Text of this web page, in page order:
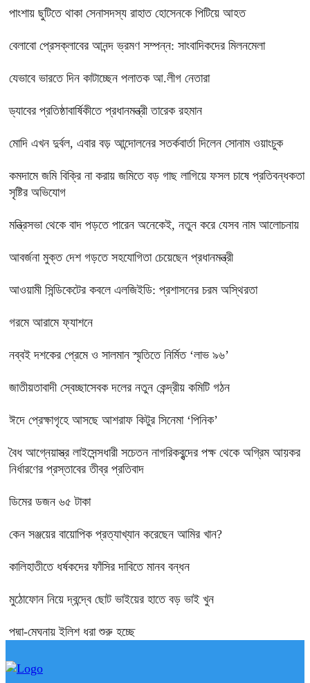
পাংশায় ছুটিতে থাকা সেনাসদস্য রাহাত হোসেনকে পিটিয়ে আহত
বেলাবো প্রেসক্লাবের আনন্দ ভ্রমণ সম্পন্ন: সাংবাদিকদের মিলনমেলা
যেভাবে ভারতে দিন কাটাচ্ছেন পলাতক আ.লীগ নেতারা
ড্যাবের প্রতিষ্ঠাবার্ষিকীতে প্রধানমন্ত্রী তারেক রহমান
মোদি এখন দুর্বল, এবার বড় আন্দোলনের সতর্কবার্তা দিলেন সোনাম ওয়াংচুক
কমদামে জমি বিক্রি না করায় জমিতে বড় গাছ লাগিয়ে ফসল চাষে প্রতিবন্ধকতা
সৃষ্টির অভিযোগ
মন্ত্রিসভা থেকে বাদ পড়তে পারেন অনেকেই, নতুন করে যেসব নাম আলোচনায়
আবর্জনা মুক্ত দেশ গড়তে সহযোগিতা চেয়েছেন প্রধানমন্ত্রী
‎আওয়ামী সিন্ডিকেটের কবলে এলজিইডি: প্রশাসনের চরম অস্থিরতা
গরমে আরামে ফ্যাশনে
নব্বই দশকের প্রেমে ও সালমান স্মৃতিতে নির্মিত ‘লাভ ৯৬’
জাতীয়তাবাদী স্বেচ্ছাসেবক দলের নতুন কেন্দ্রীয় কমিটি গঠন
ঈদে প্রেক্ষাগৃহে আসছে আশরাফ কিটুর সিনেমা ‘পিনিক’
বৈধ আগ্নেয়াস্ত্র লাইসেন্সধারী সচেতন নাগরিকবৃন্দের পক্ষ থেকে অগ্রিম আয়কর
নির্ধারণের প্রস্তাবের তীব্র প্রতিবাদ
ডিমের ডজন ৬৫ টাকা
কেন সঞ্জয়ের বায়োপিক প্রত্যাখ্যান করেছেন আমির খান?
কালিহাতীতে ধর্ষকদের ফাঁসির দাবিতে মানব বন্ধন
মুঠোফোন নিয়ে দ্বন্দ্বে ছোট ভাইয়ের হাতে বড় ভাই খুন
পদ্মা-মেঘনায় ইলিশ ধরা শুরু হচ্ছে